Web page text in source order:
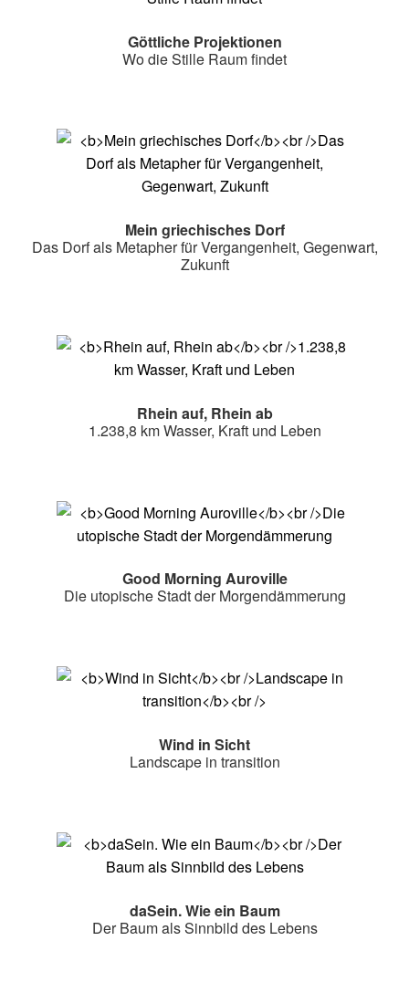
Göttliche Projektionen
Wo die Stille Raum findet
Mein griechisches Dorf
Das Dorf als Metapher für Vergangenheit, Gegenwart,
Zukunft
Rhein auf, Rhein ab
1.238,8 km Wasser, Kraft und Leben
Good Morning Auroville
Die utopische Stadt der Morgendämmerung
Wind in Sicht
Landscape in transition
daSein. Wie ein Baum
Der Baum als Sinnbild des Lebens